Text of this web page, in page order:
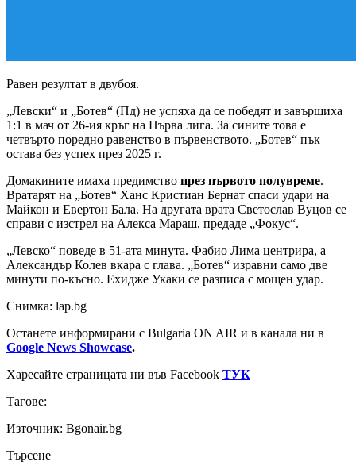
Равен резултат в двубоя.
„Левски“ и „Ботев“ (Пд) не успяха да се победят и завършиха
1:1 в мач от 26-ия кръг на Първа лига. За сините това е
четвърто поредно равенство в първенството. „Ботев“ пък
остава без успех през 2025 г.
Домакините имаха предимство през първото полувреме.
Вратарят на „Ботев“ Ханс Кристиан Бернат спаси удари на
Майкон и Евертон Бала. На другата врата Светослав Вуцов се
справи с изстрел на Алекса Мараш, предаде „Фокус“.
„Левско“ поведе в 51-ата минута. Фабио Лима центрира, а
Александър Колев вкара с глава. „Ботев“ изравни само две
минути по-късно. Ехидже Укаки се разписа с мощен удар.
Снимка: lap.bg
Останете информирани с Bulgaria ON AIR и в канала ни в
Google News Showcase.
Харесайте страницата ни във Facebook ТУК
Тагове:
Източник: Bgonair.bg
Търсене